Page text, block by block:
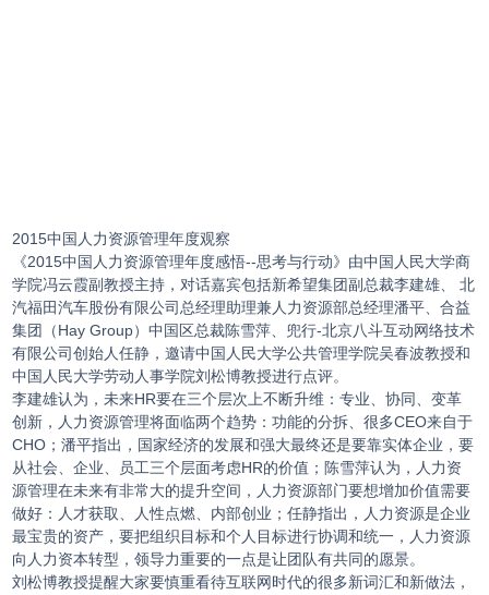
2015中国人力资源管理年度观察
《2015中国人力资源管理年度感悟--思考与行动》由中国人民大学商
学院冯云霞副教授主持，对话嘉宾包括新希望集团副总裁李建雄、 北
汽福田汽车股份有限公司总经理助理兼人力资源部总经理潘平、合益
集团（Hay Group）中国区总裁陈雪萍、兜行-北京八斗互动网络技术
有限公司创始人任静，邀请中国人民大学公共管理学院吴春波教授和
中国人民大学劳动人事学院刘松博教授进行点评。
李建雄认为，未来HR要在三个层次上不断升维：专业、协同、变革
创新，人力资源管理将面临两个趋势：功能的分拆、很多CEO来自于
CHO；潘平指出，国家经济的发展和强大最终还是要靠实体企业，要
从社会、企业、员工三个层面考虑HR的价值；陈雪萍认为，人力资
源管理在未来有非常大的提升空间，人力资源部门要想增加价值需要
做好：人才获取、人性点燃、内部创业；任静指出，人力资源是企业
最宝贵的资产，要把组织目标和个人目标进行协调和统一，人力资源
向人力资本转型，领导力重要的一点是让团队有共同的愿景。
刘松博教授提醒大家要慎重看待互联网时代的很多新词汇和新做法，